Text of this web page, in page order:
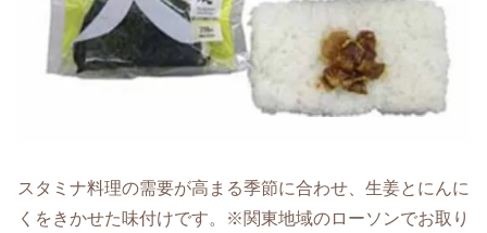
スタミナ料理の需要が高まる季節に合わせ、生姜とにんに
くをきかせた味付けです。※関東地域のローソンでお取り